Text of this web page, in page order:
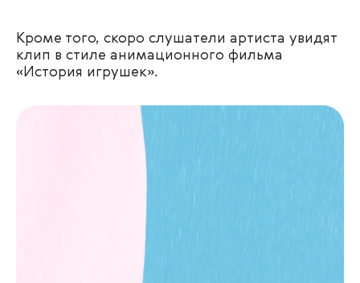
Кроме того, скоро слушатели артиста увидят
клип в стиле анимационного фильма
«История игрушек».